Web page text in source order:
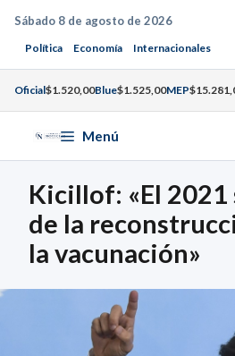
Saltar
contenido
Sábado 8 de agosto de 2026
Política Economía Internacionales
Oficial$1.520,00Blue$1.525,00MEP
Menú
Kicillof: «El 2021
de la
la vacunación»